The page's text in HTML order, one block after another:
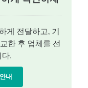
게 전달하고, 기
한 후 업체를 선
다.
내